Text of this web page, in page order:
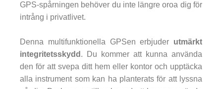
GPS-spårningen behöver du inte längre oroa dig för
intrång i privatlivet.
Denna multifunktionella GPSen erbjuder utmärkt
integritetsskydd . Du kommer att kunna använda
den för att svepa ditt hem eller kontor och upptäcka
alla instrument som kan ha planterats för att lyssna